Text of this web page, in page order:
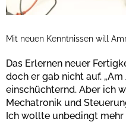
Mit neuen Kenntnissen will
Das Erlernen neuer
doch er gab nicht auf.
einschüchternd. Aber ich
Mechatronik und
Ich wollte unbedingt mehr